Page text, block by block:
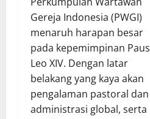
Gereja Indonesia (PWGI)
menaruh harapan besar
pada kepemimpinan Paus
Leo XIV. Dengan latar
belakang yang kaya akan
pengalaman pastoral dan
administrasi global, serta